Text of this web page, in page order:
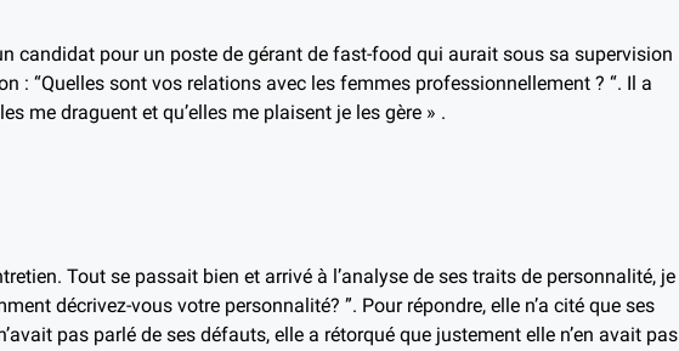
candidat pour un poste de gérant de fast-food qui aurait sous sa supervision
: “Quelles sont vos relations avec les femmes professionnellement ? “. Il a
me draguent et qu’elles me plaisent je les gère » .
Tout se passait bien et arrivé à l’analyse de ses traits de personnalité, je
décrivez-vous votre personnalité? ”. Pour répondre, elle n’a cité que ses
pas parlé de ses défauts, elle a rétorqué que justement elle n’en avait pas